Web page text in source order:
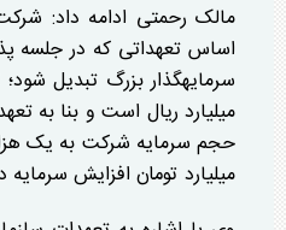
مالک رحمتی ادامه داد:
اساس تعهداتی که در جلسه
میلیارد ریال است و بنا به
میلیارد تومان افزایش